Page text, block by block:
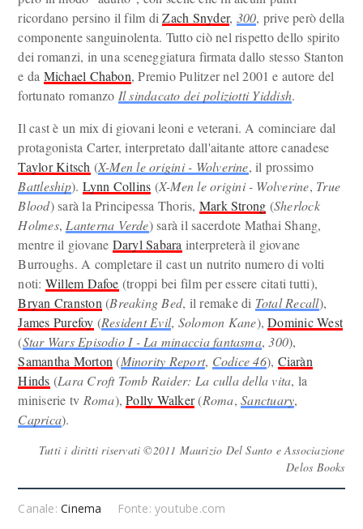
ricordano persino il film diZach Snyder, 300, prive però della
componente sanguinolenta. Tutto ciò nel rispetto dello spirito
dei romanzi, in una sceneggiatura firmata dallo stesso Stanton
e da Michael Chabon, Premio Pulitzer nel 2001 e autore del
fortunato romanzo Il sindacato dei poliziotti Yiddish.
Il cast è un mix di giovani leoni e veterani. A cominciare dal
protagonista Carter, interpretato dall'aitante attore canadese
Taylor Kitsch (X-Men le origini - Wolverine, il prossimo
Battleship). Lynn Collins (X-Men le origini - Wolverine, True
Blood) sarà la Principessa Thoris, Mark Strong (Sherlock
Holmes, Lanterna Verde) sarà il sacerdote Mathai Shang,
mentre il giovane Daryl Sabara interpreterà il giovane
Burroughs. A completare il cast un nutrito numero di volti
noti: Willem Dafoe (troppi bei film per essere citati tutti),
Bryan Cranston (Breaking Bed, il remake di Total Recall),
James Purefoy (Resident Evil, Solomon Kane),Dominic West
(Star Wars Episodio I - La minaccia fantasma,300),
Samantha Morton (Minority Report, Codice 46), Ciaràn
Hinds (Lara Croft Tomb Raider: La culla della vita, la
miniserie tv Roma),Polly Walker(Roma,Sanctuary,
Caprica).
Tutti i diritti riservati ©2011 Maurizio Del Santo e Associazione
Delos Books
Canale:Cinema
Fonte: youtube.com